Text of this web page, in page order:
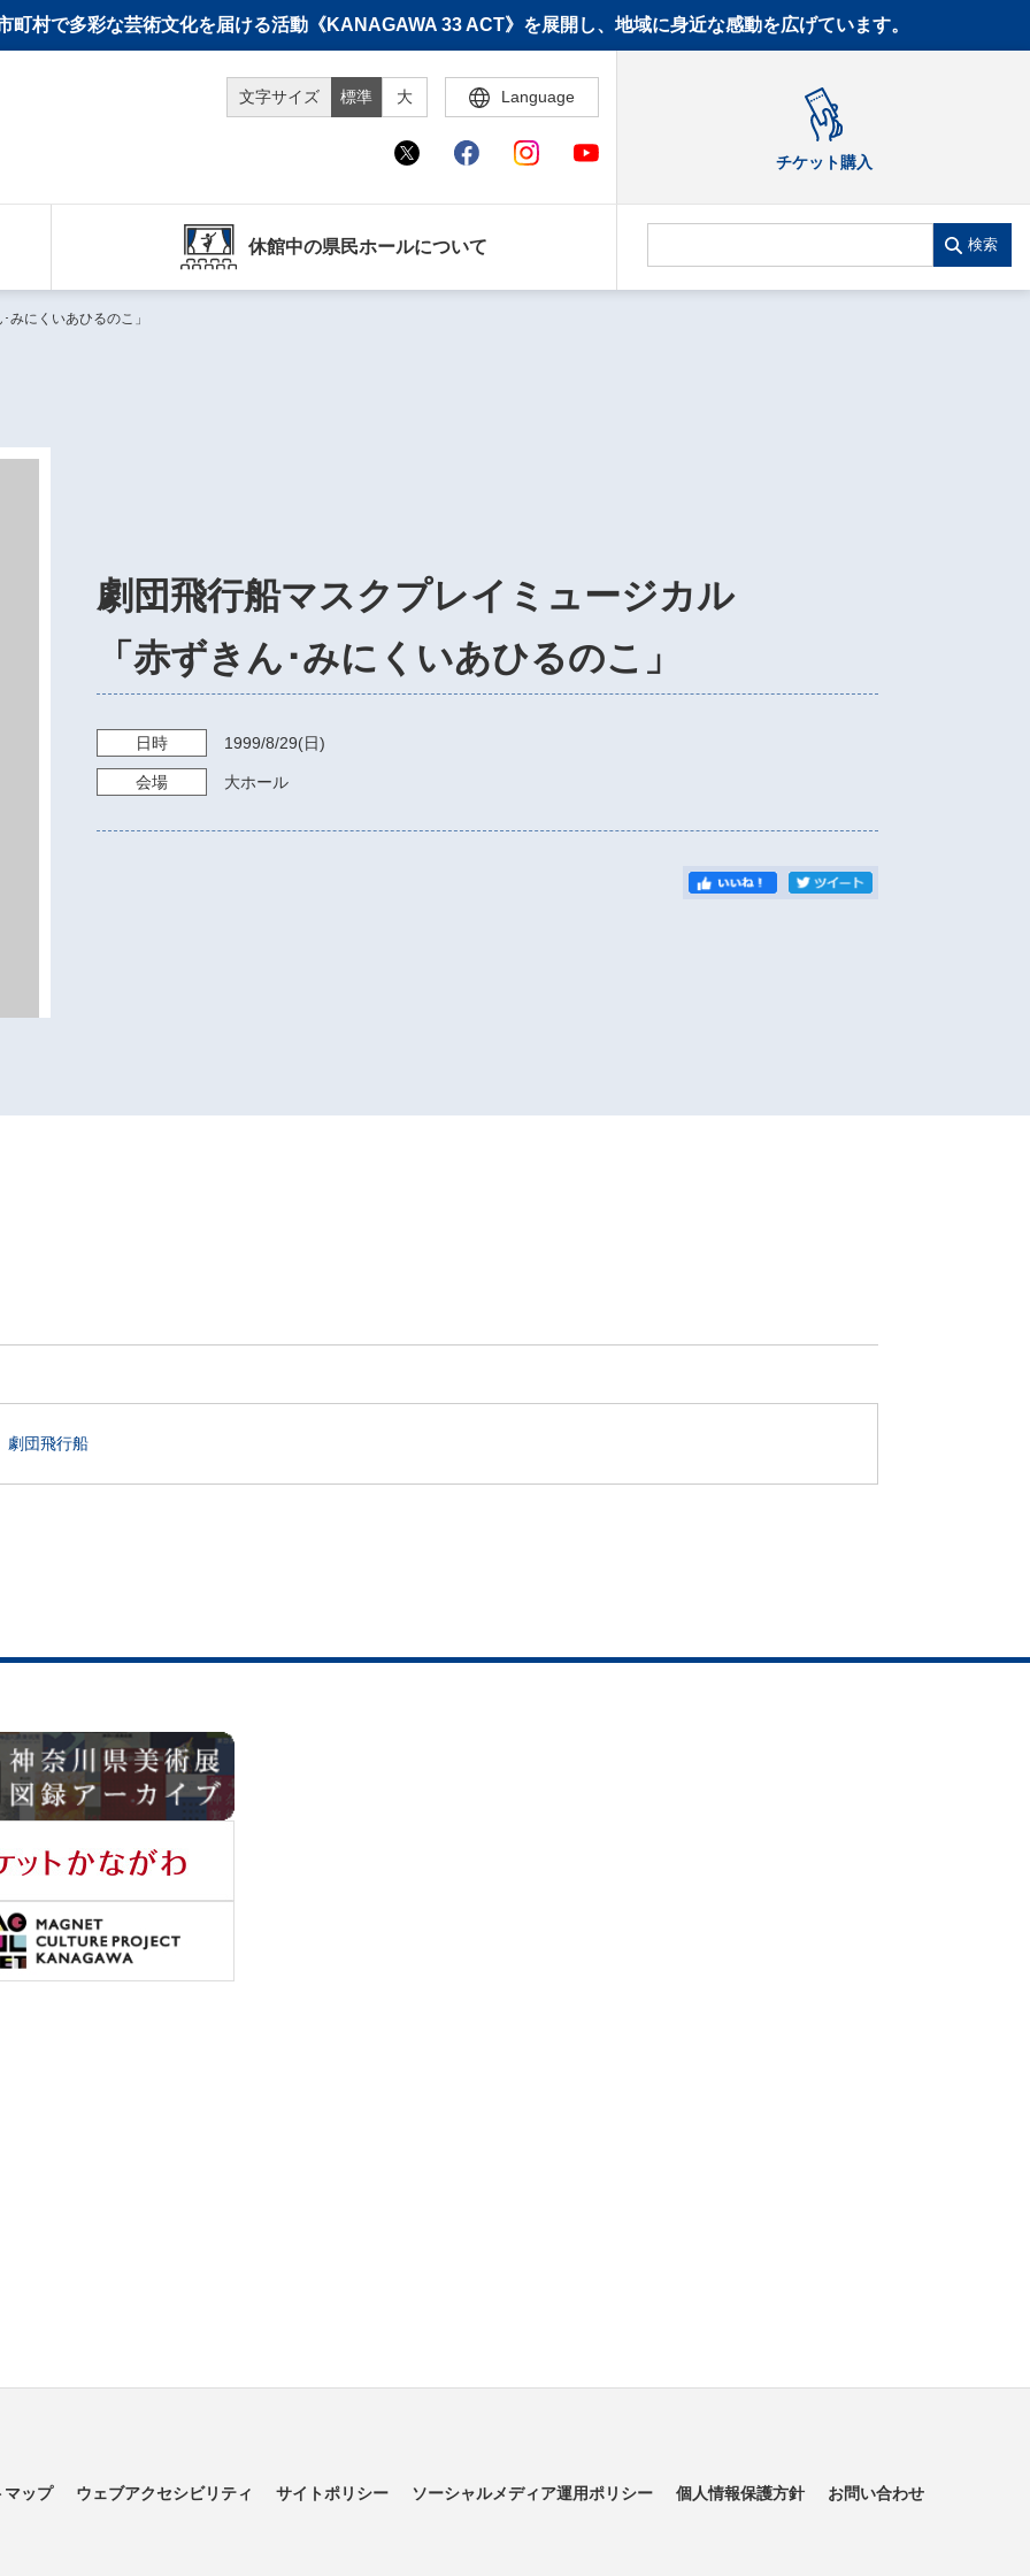
村で多彩な芸術文化を届ける活動《KANAGAWA 33 ACT》を展開し、地域に身近な感動を広げています。
文字サイズ 標準 大 Language
チケット購入
休館中の県民ホールについて 検索
にくいあひるのこ」
劇団飛行船マスクプレイミュージカル
「赤ずきん･みにくいあひるのこ」
日時 1999/8/29(日)
会場 大ホール
劇団飛行船
マップ ウェブアクセシビリティ サイトポリシー ソーシャルメディア運用ポリシー 個人情報保護方針 お問い合わせ